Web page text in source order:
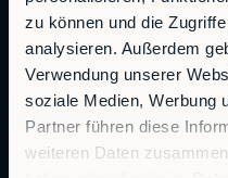
zu können und die
analysieren. Außerdem
Verwendung unserer
soziale Medien, Werbung
Partner führen diese
weiteren Daten
Autonomous Industrial
RobCo Inc
404 W Powell Ln C401,